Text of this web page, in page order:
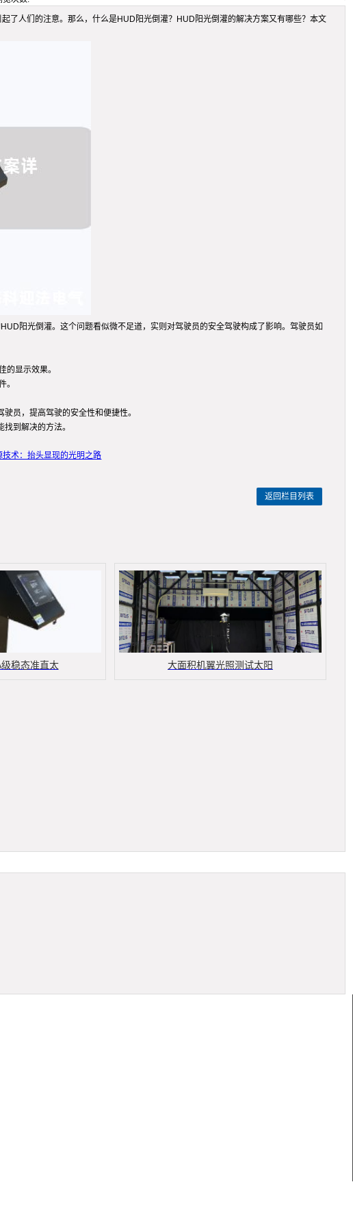
了人们的注意。那么，什么是HUD阳光倒灌？HUD阳光倒灌的解决方案又有哪些？本文
阳光倒灌。这个问题看似微不足道，实则对驾驶员的安全驾驶构成了影响。驾驶员如
显示效果。
。
员，提高驾驶的安全性和便捷性。
到解决的方法。
技术：抬头显现的光明之路
返回栏目列表
稳态准直太 大面积机翼光照测试太阳